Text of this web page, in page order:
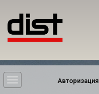
Toggle
Авторизация